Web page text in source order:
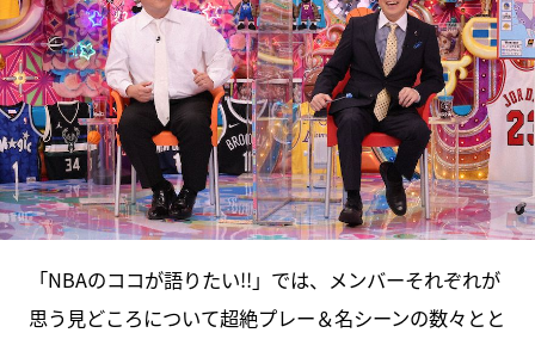
「NBAのココが語りたい!!」では、メンバーそれぞれが
思う見どころについて超絶プレー＆名シーンの数々とと